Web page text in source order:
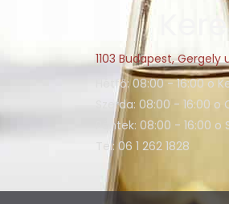
1103 Budapest, Gergely
Hétfő: 08:00 - 16:00 o
Szerda: 08:00 - 16:00 o
Péntek: 08:00 - 16:00 o
Tel: 06 1 262 1828